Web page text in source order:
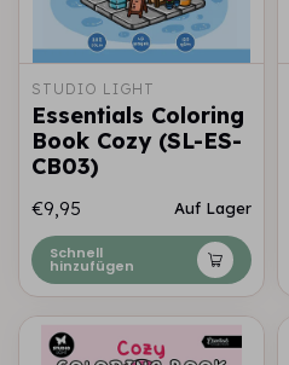
STUDIO LIGHT
Essentials Coloring
Book Cozy (SL-ES-
CB03)
€9,95 Auf Lager
Schnell
hinzufügen